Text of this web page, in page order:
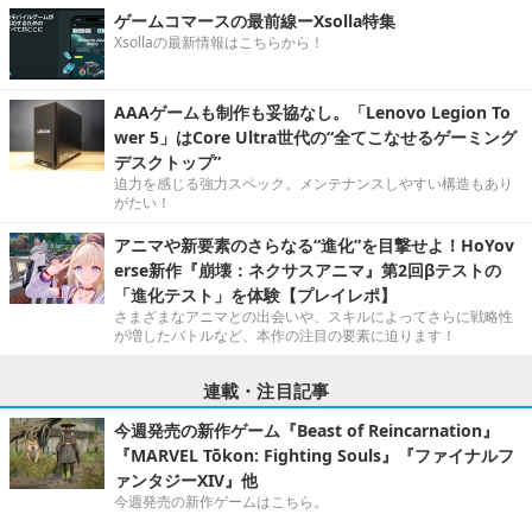
ゲームコマースの最前線ーXsolla特集
Xsollaの最新情報はこちらから！
AAAゲームも制作も妥協なし。「Lenovo Legion To
wer 5」はCore Ultra世代の“全てこなせるゲーミング
デスクトップ”
迫力を感じる強力スペック。メンテナンスしやすい構造もあり
がたい！
アニマや新要素のさらなる“進化”を目撃せよ！HoYov
erse新作『崩壊：ネクサスアニマ』第2回βテストの
「進化テスト」を体験【プレイレポ】
さまざまなアニマとの出会いや、スキルによってさらに戦略性
が増したバトルなど、本作の注目の要素に迫ります！
連載・注目記事
今週発売の新作ゲーム『Beast of Reincarnation』
『MARVEL Tōkon: Fighting Souls』『ファイナルフ
ァンタジーXIV』他
今週発売の新作ゲームはこちら。